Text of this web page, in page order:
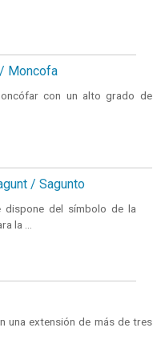
Moncofa
con un alto grado de
/ Sagunto
dispone del símbolo de la
la ...
una extensión de más de tres